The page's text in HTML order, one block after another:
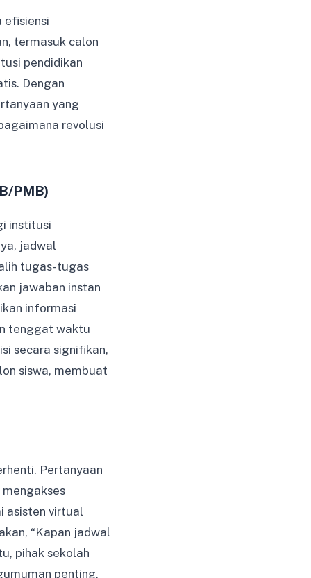
efisiensi
termasuk calon
pendidikan
Dengan
yang
revolusi
PMB)
institusi
jadwal
tugas-tugas
jawaban instan
informasi
tenggat waktu
secara signifikan,
siswa, membuat
Pertanyaan
asisten virtual
“Kapan jadwal
pihak sekolah
penting,